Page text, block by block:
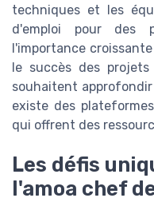
techniques et les
d'emploi pour des
l'importance
le succès des
souhaitent
existe des
qui offrent des
Les défis
l'amoa chef